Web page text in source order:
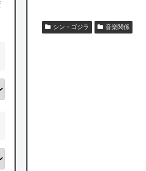
★【ワートリ】細かい情
シン・ゴジラ 音楽関係